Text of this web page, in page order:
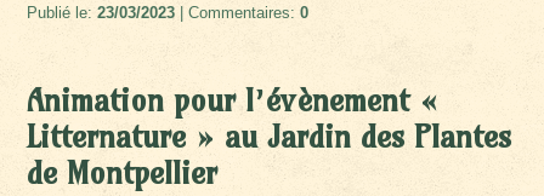
Publié le:23/03/2023 | Commentaires:0
Animation pour l’évènement «
Litternature » au Jardin des Plantes
de Montpellier